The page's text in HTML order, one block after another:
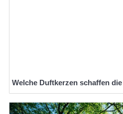
Welche Duftkerzen schaffen